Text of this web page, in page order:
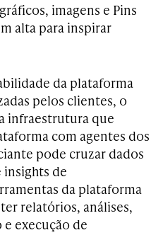
imagens e Pins
alta para inspirar
da plataforma
pelos clientes, o
infraestrutura que
com agentes dos
pode cruzar dados
insights de
da plataforma
relatórios, análises,
execução de